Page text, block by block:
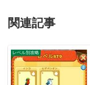
関連記事
レベル別攻略